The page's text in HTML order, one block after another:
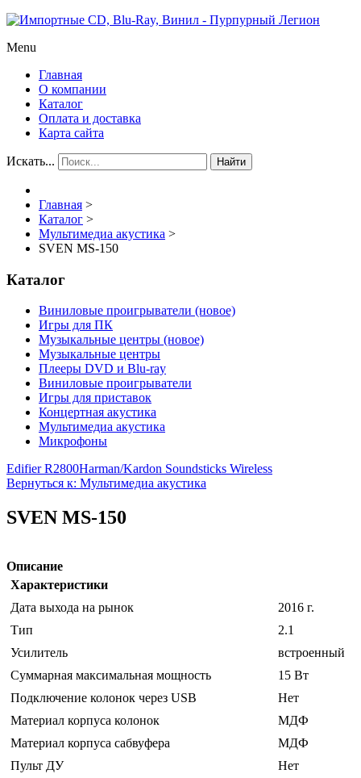
Menu
Главная
О компании
Каталог
Оплата и доставка
Карта сайта
Искать... Найти
Главная >
Каталог >
Мультимедиа акустика >
SVEN MS-150
Каталог
Виниловые проигрыватели (новое)
Игры для ПК
Музыкальные центры (новое)
Музыкальные центры
Плееры DVD и Blu-ray
Виниловые проигрыватели
Игры для приставок
Концертная акустика
Мультимедиа акустика
Микрофоны
Edifier R2800Harman/Kardon Soundsticks Wireless
Вернуться к: Мультимедиа акустика
SVEN MS-150
Описание
Характеристики
Дата выхода на рынок
2016 г.
Тип
2.1
Усилитель
встроенный
Суммарная максимальная мощность
15 Вт
Подключение колонок через USB
Нет
Материал корпуса колонок
МДФ
Материал корпуса сабвуфера
МДФ
Пульт ДУ
Нет